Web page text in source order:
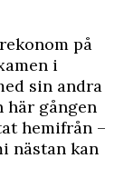
på
i
sin andra
här gången
hemifrån –
nästan kan